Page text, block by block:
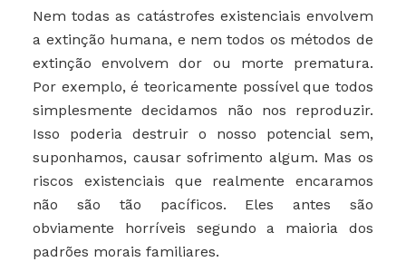
Nem todas as catástrofes existenciais envolvem
a extinção humana, e nem todos os métodos de
extinção envolvem dor ou morte prematura.
Por exemplo, é teoricamente possível que todos
simplesmente decidamos não nos reproduzir.
Isso poderia destruir o nosso potencial sem,
suponhamos, causar sofrimento algum. Mas os
riscos existenciais que realmente encaramos
não são tão pacíficos. Eles antes são
obviamente horríveis segundo a maioria dos
padrões morais familiares.